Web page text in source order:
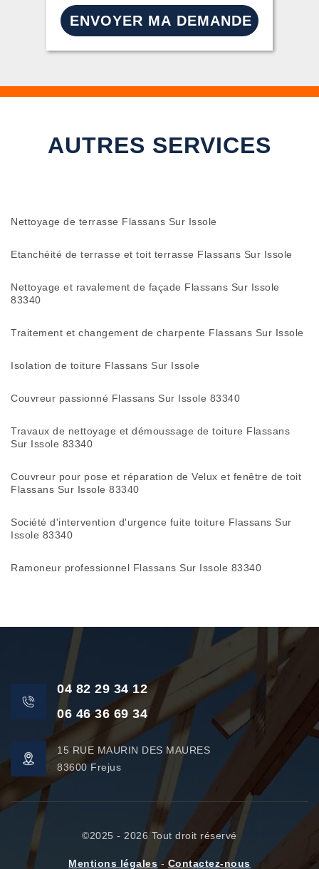
AUTRES SERVICES
Nettoyage de terrasse Flassans Sur Issole
Etanchéité de terrasse et toit terrasse Flassans Sur Issole
Nettoyage et ravalement de façade Flassans Sur Issole
83340
Traitement et changement de charpente Flassans Sur Issole
Isolation de toiture Flassans Sur Issole
Couvreur passionné Flassans Sur Issole 83340
Travaux de nettoyage et démoussage de toiture Flassans
Sur Issole 83340
Couvreur pour pose et réparation de Velux et fenêtre de toit
Flassans Sur Issole 83340
Société d'intervention d'urgence fuite toiture Flassans Sur
Issole 83340
Ramoneur professionnel Flassans Sur Issole 83340
04 82 29 34 12
06 46 36 69 34
15 RUE MAURIN DES MAURES
83600 Frejus
©2025 - 2026 Tout droit réservé
Mentions légales - Contactez-nous